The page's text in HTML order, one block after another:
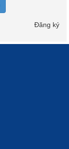
Đăng ký